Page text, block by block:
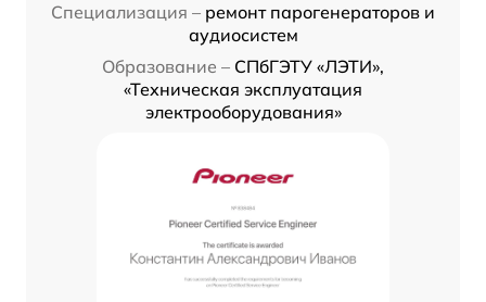
Специализация – ремонт парогенераторов и
аудиосистем
Образование – СПбГЭТУ «ЛЭТИ»,
«Техническая эксплуатация
электрооборудования»